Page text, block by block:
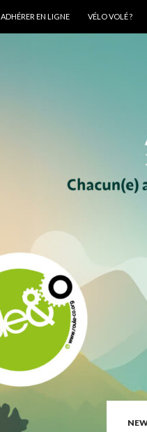
ADHÉRER EN LIGNE VÉLO VOLÉ ?